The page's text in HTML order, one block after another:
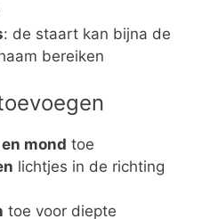
: de staart kan bijna de
bereiken
mond toe
lichtjes in de richting
toe voor diepte